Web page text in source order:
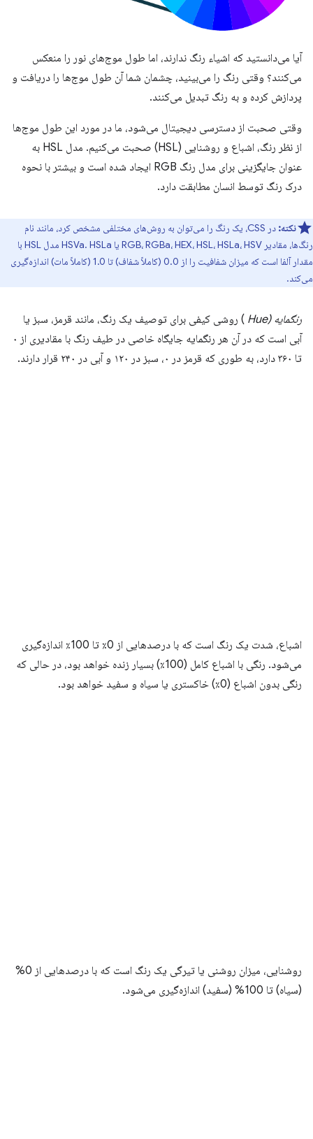
آیا می‌دانستید که اشیاء رنگ ندارند، اما طول موج‌های نور را منعکس
می‌کنند؟ وقتی رنگ را می‌بینید، چشمان شما آن طول موج‌ها را دریافت و
پردازش کرده و به رنگ تبدیل می‌کنند.
وقتی صحبت از دسترسی دیجیتال می‌شود، ما در مورد این طول موج‌ها
از نظر رنگ، اشباع و روشنایی (HSL) صحبت می‌کنیم. مدل HSL به
عنوان جایگزینی برای مدل رنگ RGB ایجاد شده است و بیشتر با نحوه
درک رنگ توسط انسان مطابقت دارد.
نکته:
در CSS، یک رنگ را می‌توان به روش‌های مختلفی مشخص کرد، مانند نام
رنگ‌ها، مقادیر RGB، RGBa، HEX، HSL، HSLa، HSV یا HSVa. HSLa مدل HSL با
مقدار آلفا است که میزان شفافیت را از 0.0 (کاملاً شفاف) تا 1.0 (کاملاً مات) اندازه‌گیری
می‌کند.
رنگمایه (Hue
) روشی کیفی برای توصیف یک رنگ، مانند قرمز، سبز یا
آبی است که در آن هر رنگمایه جایگاه خاصی در طیف رنگ با مقادیری از ۰
تا ۳۶۰ دارد، به طوری که قرمز در ۰، سبز در ۱۲۰ و آبی در ۲۴۰ قرار دارند.
اشباع، شدت یک رنگ است که با درصدهایی از 0٪ تا 100٪ اندازه‌گیری
می‌شود. رنگی با اشباع کامل (100٪) بسیار زنده خواهد بود، در حالی که
رنگی بدون اشباع (0٪) خاکستری یا سیاه و سفید خواهد بود.
روشنایی، میزان روشنی یا تیرگی یک رنگ است که با درصدهایی از 0%
(سیاه) تا 100% (سفید) اندازه‌گیری می‌شود.